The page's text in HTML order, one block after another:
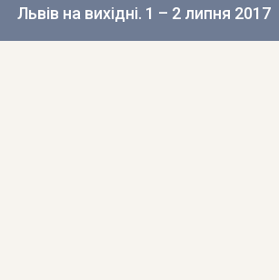
Львів на вихідні. 1 – 2 липня 2017